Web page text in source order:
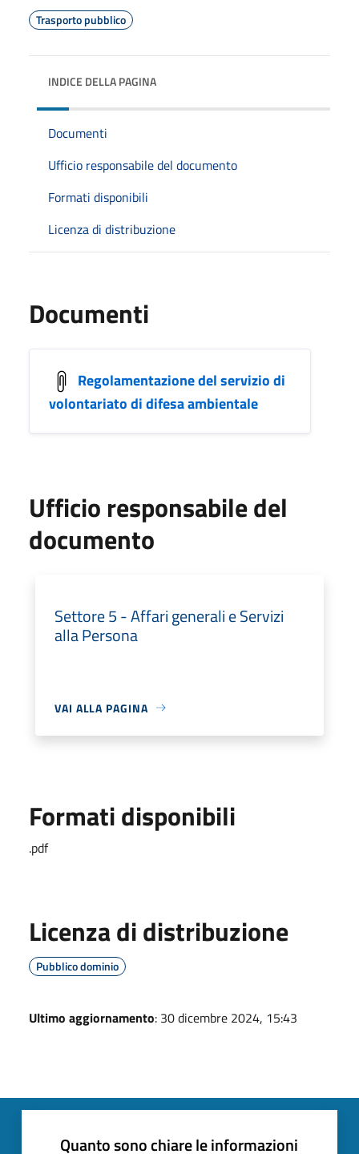
Trasporto pubblico
INDICE DELLA PAGINA
Documenti
Ufficio responsabile del documento
Formati disponibili
Licenza di distribuzione
Documenti
Regolamentazione del servizio di
volontariato di difesa ambientale
Ufficio responsabile del
documento
Settore 5 - Affari generali e Servizi
alla Persona
VAI ALLA PAGINA
Formati disponibili
.pdf
Licenza di distribuzione
Pubblico dominio
Ultimo aggiornamento: 30 dicembre 2024, 15:43
Quanto sono chiare le informazioni